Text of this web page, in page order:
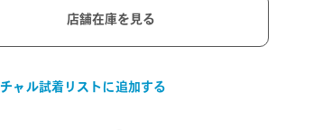
店舗在庫を見る
ャル試着リストに追加する